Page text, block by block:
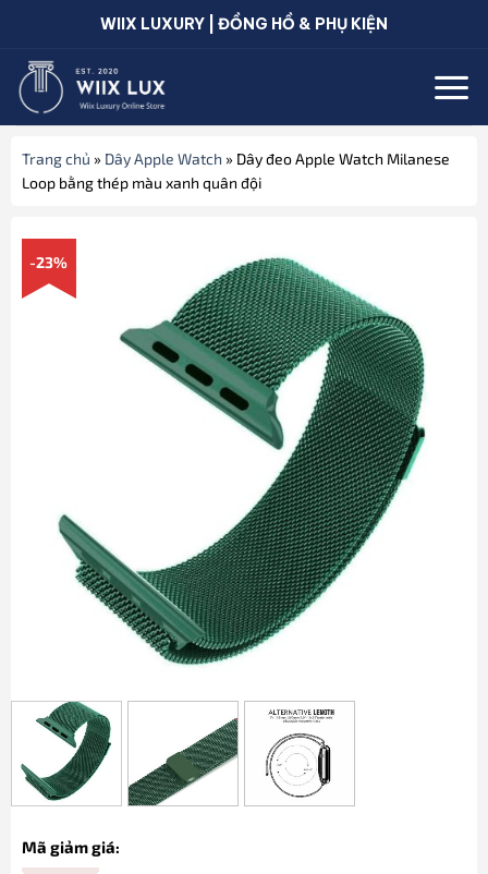
dung
WIIX LUXURY | ĐỒNG HỒ & PHỤ KIỆN
Trang chủ » Dây Apple Watch » Dây đeo Apple Watch Milanese
Loop bằng thép màu xanh quân đội
-23%
Mã giảm giá: